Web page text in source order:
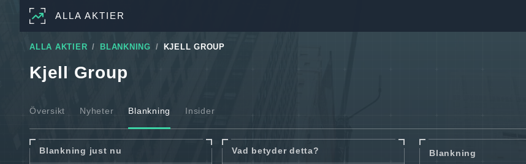
ALLA AKTIER
ALLA AKTIER BLANKNING KJELL GROUP
Kjell Group
Översikt Nyheter Blankning Insider
Blankning just nu Vad betyder detta? Blankning